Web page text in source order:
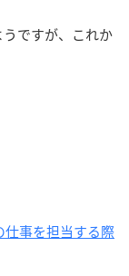
ですが、これか
事を担当する際